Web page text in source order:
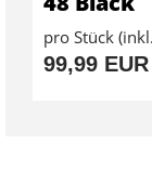
pro Stück
99,99 EUR